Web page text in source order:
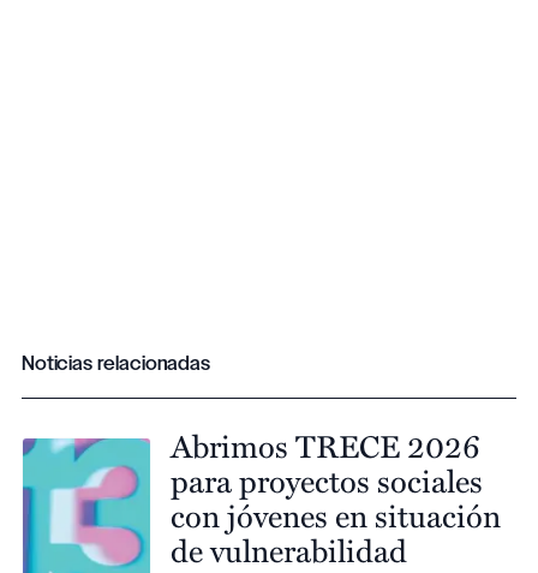
Noticias relacionadas
Abrimos TRECE 2026
para proyectos sociales
con jóvenes en situación
de vulnerabilidad